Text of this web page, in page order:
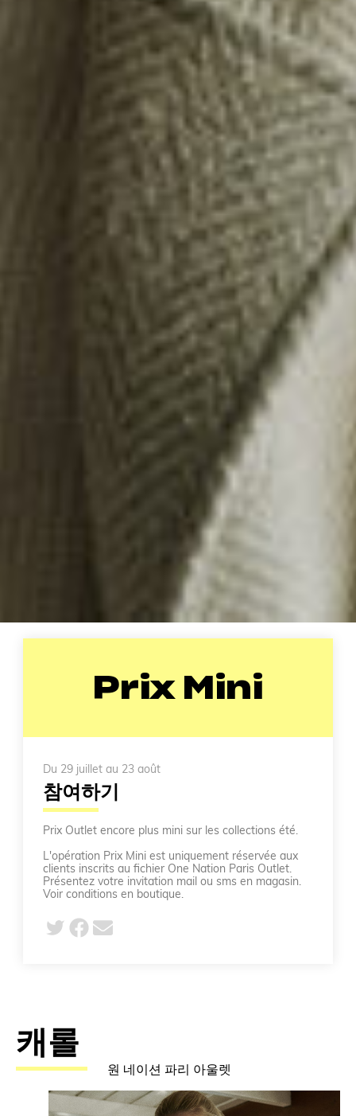
Prix Mini
Du 29 juillet au 23 août
참여하기
Prix Outlet encore plus mini sur les collections été.
L'opération Prix Mini est uniquement réservée aux
clients inscrits au fichier One Nation Paris Outlet.
Présentez votre invitation mail ou sms en magasin.
Voir conditions en boutique.
캐롤
원 네이션 파리 아울렛